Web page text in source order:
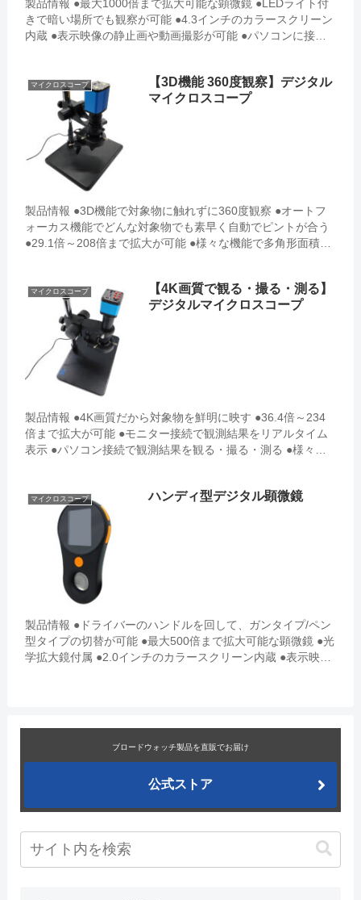
製品情報 ●最大1000倍まで拡大可能な顕微鏡 ●LEDライト付
きで暗い場所でも観察が可能 ●4.3インチのカラースクリーン
内蔵 ●表示映像の静止画や動画撮影が可能 ●パソコンに接続
マイクロスコープ
【3D機能 360度観察】デジタル
マイクロスコープ
製品情報 ●3D機能で対象物に触れずに360度観察 ●オートフ
ォーカス機能でどんな対象物でも素早く自動でピントが合う
●29.1倍～208倍まで拡大が可能 ●様々な機能で多角形面積測
マイクロスコープ
【4K画質で観る・撮る・測る】
デジタルマイクロスコープ
製品情報 ●4K画質だから対象物を鮮明に映す ●36.4倍～234
倍まで拡大が可能 ●モニター接続で観測結果をリアルタイム
表示 ●パソコン接続で観測結果を観る・撮る・測る ●様々な
マイクロスコープ ハンディ型デジタル顕微鏡
製品情報 ●ドライバーのハンドルを回して、ガンタイプ/ペン
型タイプの切替が可能 ●最大500倍まで拡大可能な顕微鏡 ●光
学拡大鏡付属 ●2.0インチのカラースクリーン内蔵 ●表示映像
ブロードウォッチ製品を直販でお届け
公式ストア